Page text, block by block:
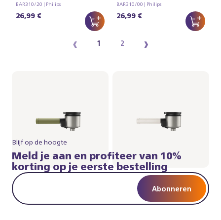
BAR310/20 | Philips
26,99 €
BAR310/00 | Philips
26,99 €
‹ 1 2 ›
Blijf op de hoogte
Meld je aan en profiteer van 10%
korting op je eerste bestelling
Abonneren